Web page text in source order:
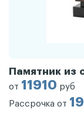
Памятник из
от 11910 руб
Рассрочка от